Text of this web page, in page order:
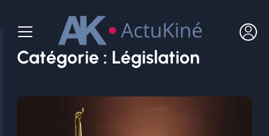
contenu
Catégorie : Législation